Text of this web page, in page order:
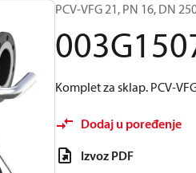
PCV-VFG 21, PN 16, DN
Komplet za sklap. PCV-
Dodaj u poređenje
Izvoz PDF